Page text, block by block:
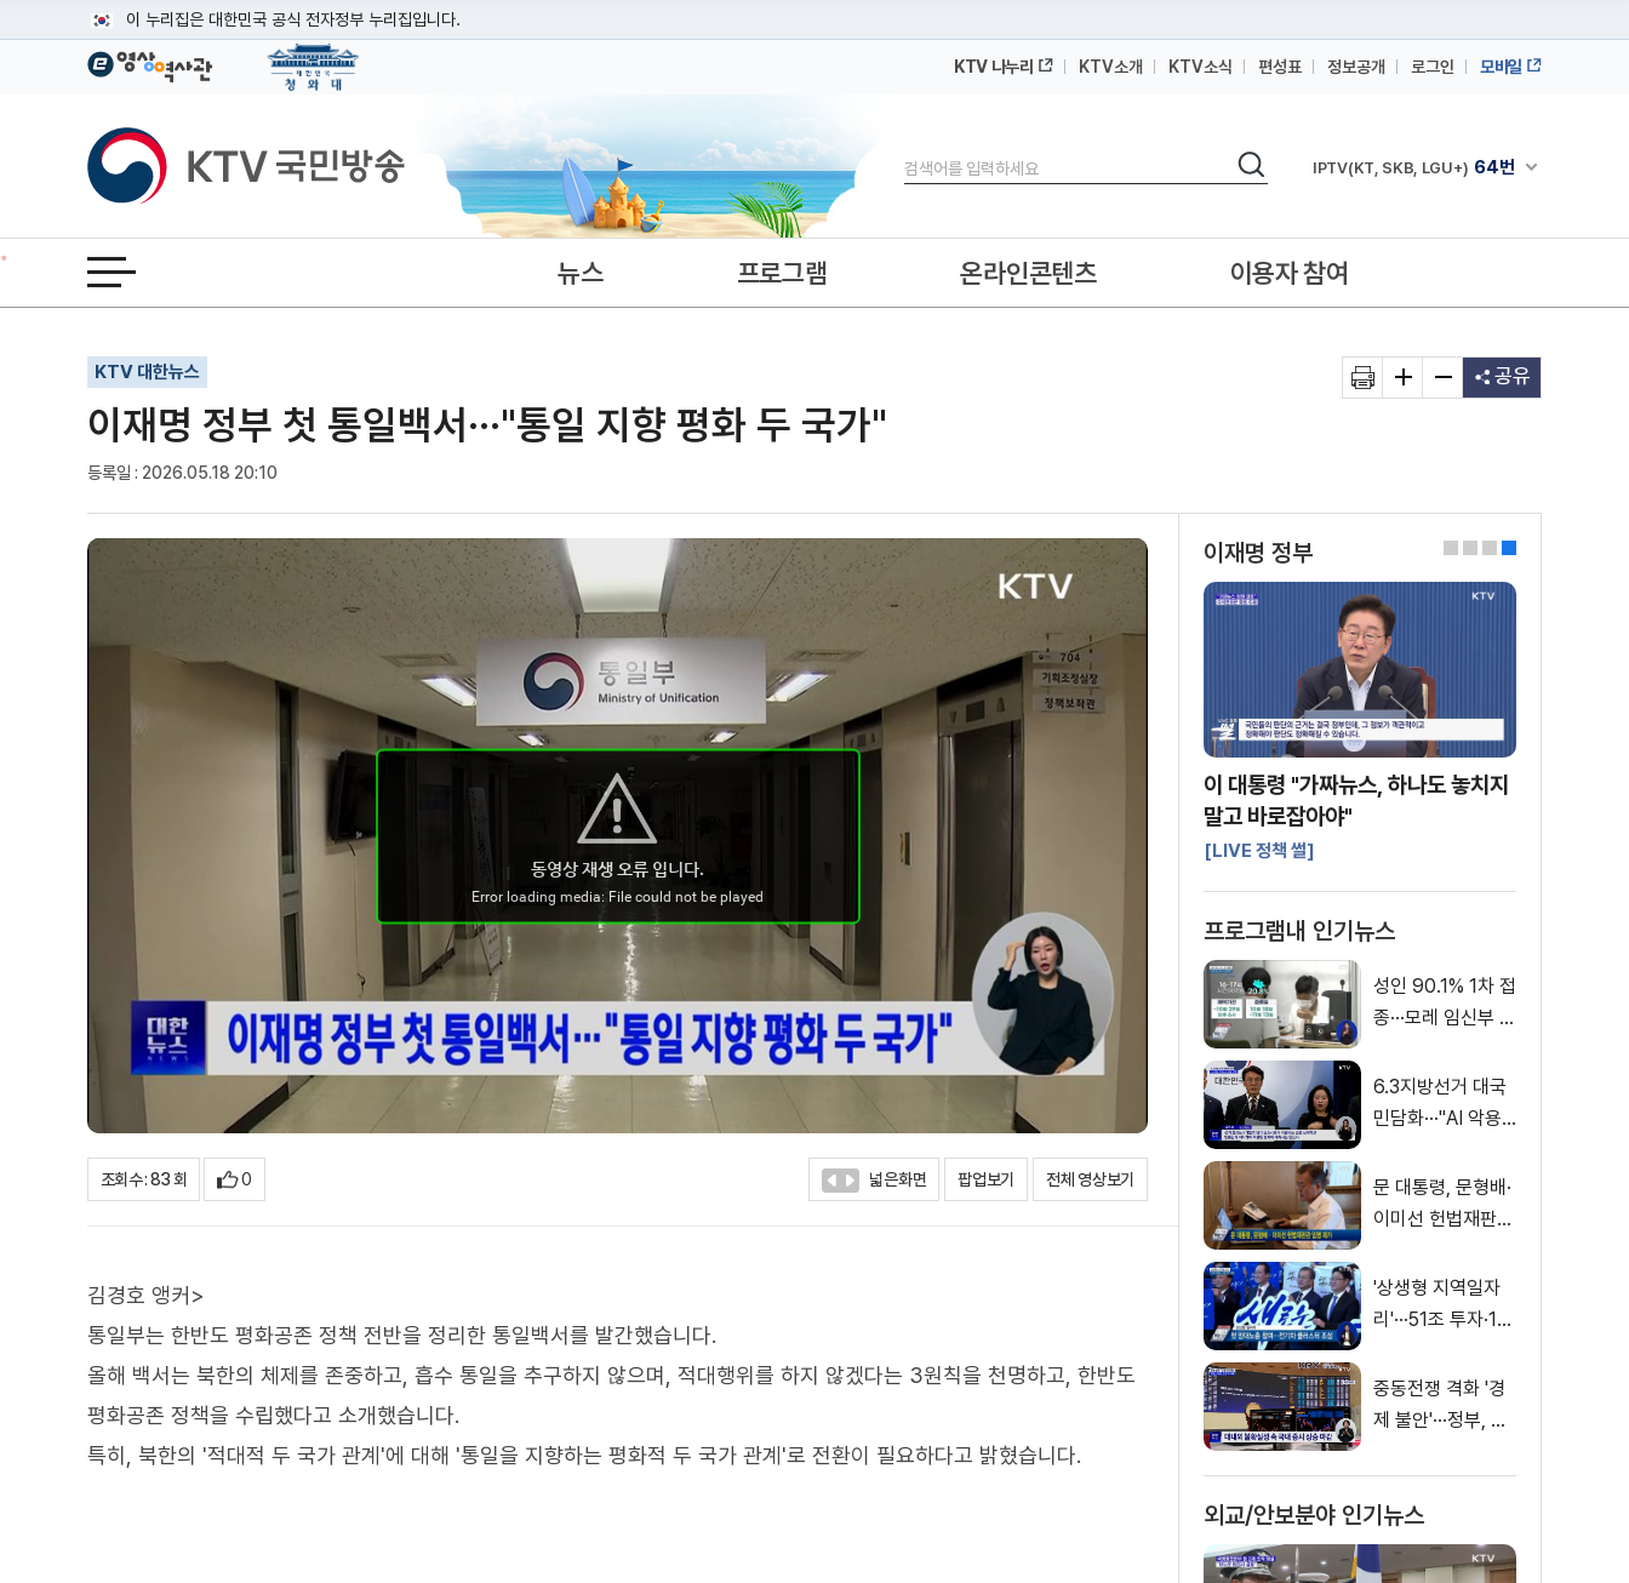
이 누리집은 대한민국 공식 전자정부 누리집입니다.
공식 누리집 주소 확인하기
이밖에 or.kr 또는 .kr등 다른 도메인 주소를 사용하고 있다면 아래 URL에서 도메인 주소를 확인해 보세요
운영중인 공식 누리집보기
KTV 나누리 KTV소개 KTV소식 편성표 정보공개 로그인 모바일
KTV국민방송
검색
검색 채널안내 펼쳐
IPTV(KT, SKB, LGU+) 64번
IPTV(KT, SKB, LGU+)
전체메뉴 열기 뉴스 프로그램 온라인콘텐츠 이용자 참여
KTV 대한뉴스
이재명 정부 첫 통일백서···"통일 지향 평화 두 국가"
등록일 : 2026.05.18 20:10
기사인쇄
글자확대
글자축소 공유
조회수 : 83 회 0 넓은화면 팝업보기 전체 영상보기
김경호 앵커>
통일부는 한반도 평화공존 정책 전반을 정리한 통일백서를 발간했습니다.
올해 백서는 북한의 체제를 존중하고, 흡수 통일을 추구하지 않으며, 적대행위를 하지 않겠다는 3원칙을 천명하고, 한반도
평화공존 정책을 수립했다고 소개했습니다.
특히, 북한의 '적대적 두 국가 관계'에 대해 '통일을 지향하는 평화적 두 국가 관계'로 전환이 필요하다고 밝혔습니다.
이재명 정부 0
1
2
3
이 대통령 "가짜뉴스, 하나도 놓치지
말고 바로잡아야"
[LIVE 정책 썰]
프로그램내 인기뉴스
성인 90.1% 1차 접
종···모레 임신부 사
6.3지방선거 대국
민담화···"AI 악용
문 대통령, 문형배·
이미선 헌법재판관
'상생형 지역일자
리'···51조 투자·13
중동전쟁 격화 '경
제 불안'···정부, 금
소화
외교/안보분야 인기뉴스